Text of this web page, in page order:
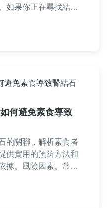
如果你正在尋找結石
何避免素食導致
的關聯，解析素食者
供實用的預防方法和
據、風險因素、常見